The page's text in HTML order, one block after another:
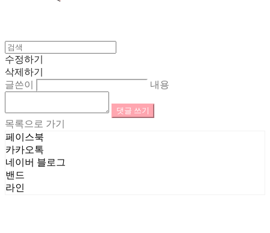
수정하기
삭제하기
글쓴이
내용
댓글 쓰기
목록으로 가기
페이스북
카카오톡
네이버 블로그
밴드
라인